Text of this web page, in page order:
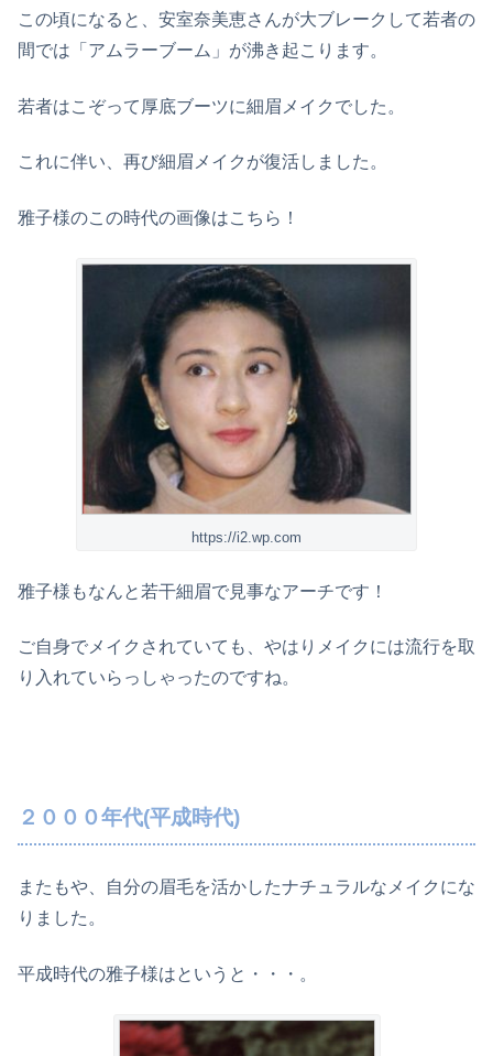
この頃になると、安室奈美恵さんが大ブレークして若者の
間では「アムラーブーム」が沸き起こります。
若者はこぞって厚底ブーツに細眉メイクでした。
これに伴い、再び細眉メイクが復活しました。
雅子様のこの時代の画像はこちら！
https://i2.wp.com
雅子様もなんと若干細眉で見事なアーチです！
ご自身でメイクされていても、やはりメイクには流行を取
り入れていらっしゃったのですね。
２０００年代(平成時代)
またもや、自分の眉毛を活かしたナチュラルなメイクにな
りました。
平成時代の雅子様はというと・・・。